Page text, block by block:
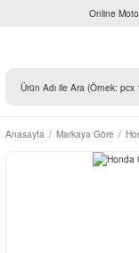
Online
Anasayfa Markaya Göre